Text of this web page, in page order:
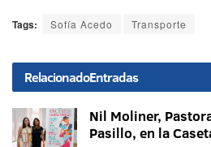
Tags: Sofía Acedo Transporte
RelacionadoEntradas
Nil Moliner,
Pasillo, en la